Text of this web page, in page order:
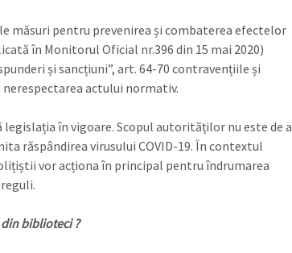
măsuri pentru prevenirea și combaterea efectelor
în Monitorul Oficial nr.396 din 15 mai 2020)
și sancțiuni”, art. 64-70 contravențiile și
actului normativ.
în vigoare. Scopul autorităților nu este de a
răspândirea virusului COVID-19. În contextul
vor acționa în principal pentru îndrumarea
biblioteci ?